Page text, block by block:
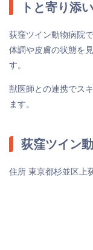
トと寄り添
荻窪ツイン動物病院
体調や皮膚の状態を
す。
獣医師との連携でス
ます。
荻窪ツイン
住所 東京都杉並区上